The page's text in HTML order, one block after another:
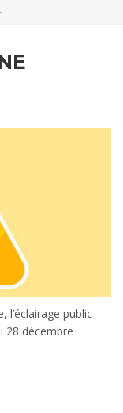
l’éclairage public
28 décembre